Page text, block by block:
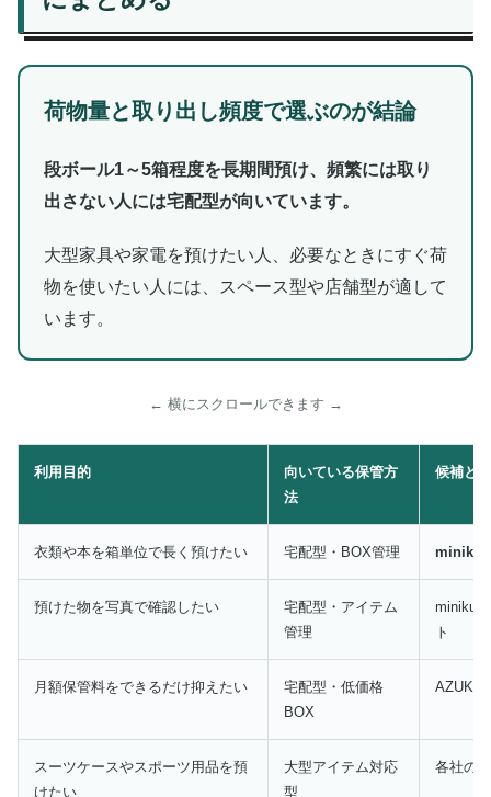
荷物量と取り出し頻度で選ぶのが結論
段ボール1～5箱程度を長期間預け、頻繁には取り
出さない人には宅配型が向いています。
大型家具や家電を預けたい人、必要なときにすぐ荷
物を使いたい人には、スペース型や店舗型が適して
います。
← 横にスクロールできます →
利用目的
向いている保管方
法
候補と
衣類や本を箱単位で長く預けたい 宅配型・BOX管理
預けた物を写真で確認したい
宅配型・アイテム
管理
ト
月額保管料をできるだけ抑えたい
宅配型・低価格
BOX
スーツケースやスポーツ用品を預
けたい
大型アイテム対応
型
各社の